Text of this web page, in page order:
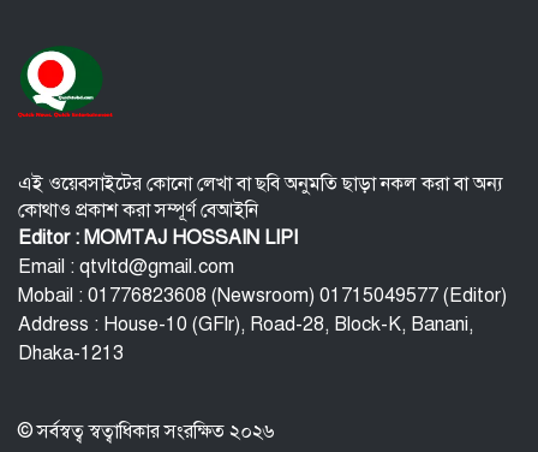
অবশেষে আলভারেজের ভবিষ্যৎ নিয়ে মুখ খুললেন সিমিওনে
এই ওয়েবসাইটের কোনো লেখা বা ছবি অনুমতি ছাড়া নকল করা বা অন্য
কোথাও প্রকাশ করা সম্পূর্ণ বেআইনি
Editor : MOMTAJ HOSSAIN LIPI
Email : qtvltd@gmail.com
Mobail : 01776823608 (Newsroom) 01715049577 (Editor)
Address : House-10 (GFlr), Road-28, Block-K, Banani,
Dhaka-1213
© সর্বস্বত্ব স্বত্বাধিকার সংরক্ষিত ২০২৬